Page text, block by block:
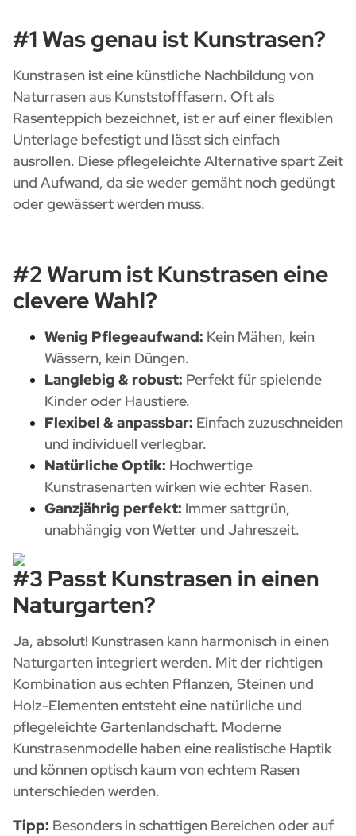
#1 Was genau ist Kunstrasen?
Kunstrasen ist eine künstliche Nachbildung von
Naturrasen aus Kunststofffasern. Oft als
Rasenteppich bezeichnet, ist er auf einer flexiblen
Unterlage befestigt und lässt sich einfach
ausrollen. Diese pflegeleichte Alternative spart Zeit
und Aufwand, da sie weder gemäht noch gedüngt
oder gewässert werden muss.
#2 Warum ist Kunstrasen eine
clevere Wahl?
Wenig Pflegeaufwand: Kein Mähen, kein
Wässern, kein Düngen.
Langlebig & robust: Perfekt für spielende
Kinder oder Haustiere.
Flexibel & anpassbar: Einfach zuzuschneiden
und individuell verlegbar.
Natürliche Optik: Hochwertige
Kunstrasenarten wirken wie echter Rasen.
Ganzjährig perfekt: Immer sattgrün,
unabhängig von Wetter und Jahreszeit.
#3 Passt Kunstrasen in einen
Naturgarten?
Ja, absolut! Kunstrasen kann harmonisch in einen
Naturgarten integriert werden. Mit der richtigen
Kombination aus echten Pflanzen, Steinen und
Holz-Elementen entsteht eine natürliche und
pflegeleichte Gartenlandschaft. Moderne
Kunstrasenmodelle haben eine realistische Haptik
und können optisch kaum von echtem Rasen
unterschieden werden.
Tipp: Besonders in schattigen Bereichen oder auf